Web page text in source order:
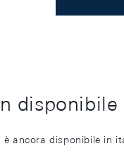
ancora disponibile in